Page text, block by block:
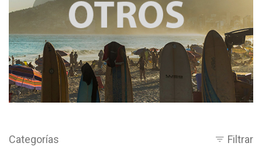
Categorías Filtrar